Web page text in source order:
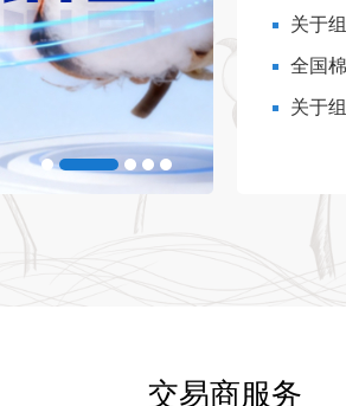
关于
全国
公示
关于
交易商服务